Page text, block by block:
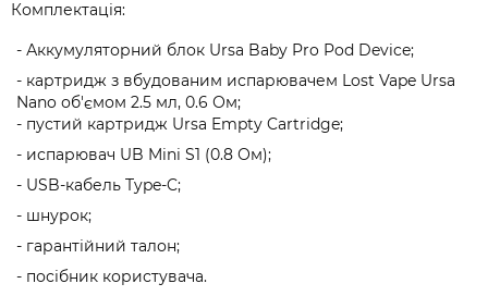
Комплектація:
- Аккумуляторний блок Ursa Baby Pro Pod Device;
- картридж з вбудованим испарювачем Lost Vape Ursa
Nano об'ємом 2.5 мл, 0.6 Ом;
- пустий картридж Ursa Empty Cartridge;
- испарювач UB Mini S1 (0.8 Ом);
- USB-кабель Type-C;
- шнурок;
- гарантійний талон;
- посібник користувача.